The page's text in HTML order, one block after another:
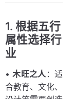
1. 根据五行
属性选择行
业
•木旺之人 ：适
合教育、文化、